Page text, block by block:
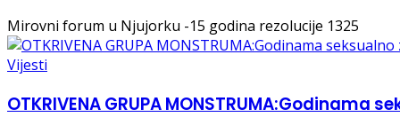
Mirovni forum u Njujorku -15 godina rezolucije 1325
Vijesti
OTKRIVENA GRUPA